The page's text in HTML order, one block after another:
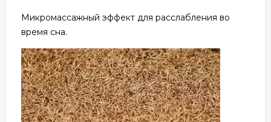
Микромассажный эффект для расслабления во
время сна.